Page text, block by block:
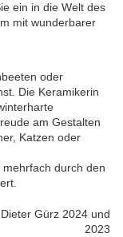
ein in die Welt des
mit wunderbarer
oder
Die Keramikerin
am Gestalten
Katzen oder
durch den
Gürz 2024 und
2023